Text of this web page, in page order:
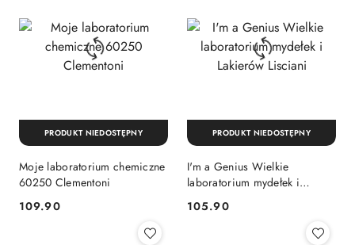
Moje laboratorium chemiczne
60250 Clementoni
Cena:
109.90
PRODUKT NIEDOSTĘPNY
I'm a Genius Wielkie
laboratorium mydełek i
Cena:
105.90
PRODUKT NIEDOSTĘPNY